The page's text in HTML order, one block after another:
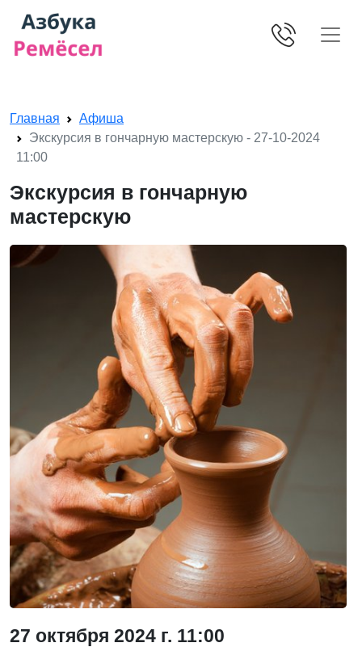
Главная
Афиша
Экскурсия в гончарную мастерскую - 27-10-2024
11:00
Экскурсия в гончарную
мастерскую
27 октября 2024 г. 11:00